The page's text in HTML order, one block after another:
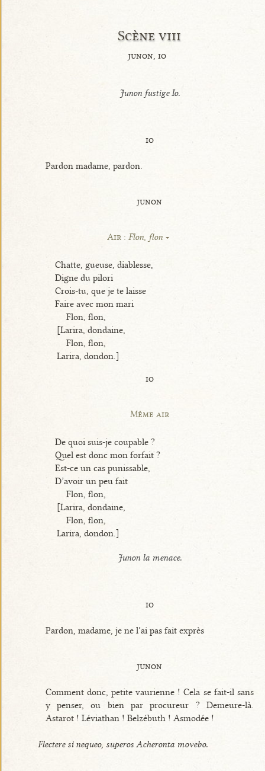
Scène viii
junon, io
Junon fustige Io.
io
Pardon madame, pardon.
junon
Air : Flon, flon
Chatte, gueuse, diablesse,
Digne du pilori
Crois-tu, que je te laisse
Faire avec mon mari
Flon, flon,
[Larira, dondaine,
Flon, flon,
Larira, dondon.]
io
Même air
De quoi suis-je coupable ?
Quel est donc mon forfait ?
Est-ce un cas punissable,
D’avoir un peu fait
Flon, flon,
[Larira, dondaine,
Flon, flon,
Larira, dondon.]
Junon la menace.
io
Pardon, madame, je ne l’ai pas fait exprès
junon
Comment donc, petite vaurienne ! Cela se fait-il sans
y penser, ou bien par procureur ? Demeure-là.
Astarot ! Léviathan ! Belzébuth ! Asmodée !
Flectere si nequeo, superos Acheronta movebo.